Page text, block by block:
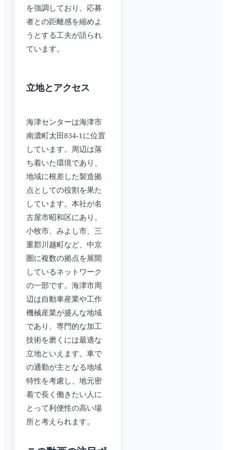
を強調しており、応募
者との距離感を縮めよ
うとする工夫が語られ
ています。
立地とアクセス
海津センターは海津市
南濃町太田834-1に位置
しています。周辺は落
ち着いた環境であり、
地域に根差した製造拠
点としての役割を果た
しています。本社が名
古屋市昭和区にあり、
小牧市、みよし市、三
重郡川越町など、中京
圏に複数の拠点を展開
しているネットワーク
の一部です。海津市周
辺は自動車産業や工作
機械産業が盛んな地域
であり、専門的な加工
技術を磨くには最適な
立地といえます。車で
の通勤が主となる地域
特性を考慮し、地元密
着で長く働きたい人に
とって利便性の高い場
所と考えられます。